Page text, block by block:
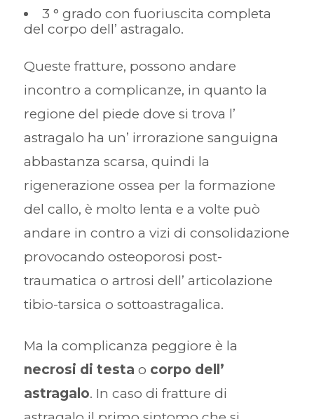
3 ° grado con fuoriuscita completa
del corpo dell’ astragalo.
Queste fratture, possono andare
incontro a complicanze, in quanto la
regione del piede dove si trova l’
astragalo ha un’ irrorazione sanguigna
abbastanza scarsa, quindi la
rigenerazione ossea per la formazione
del callo, è molto lenta e a volte può
andare in contro a vizi di consolidazione
provocando osteoporosi post-
traumatica o artrosi dell’ articolazione
tibio-tarsica o sottoastragalica.
Ma la complicanza peggiore è la
necrosi di testa o corpo dell’
astragalo. In caso di fratture di